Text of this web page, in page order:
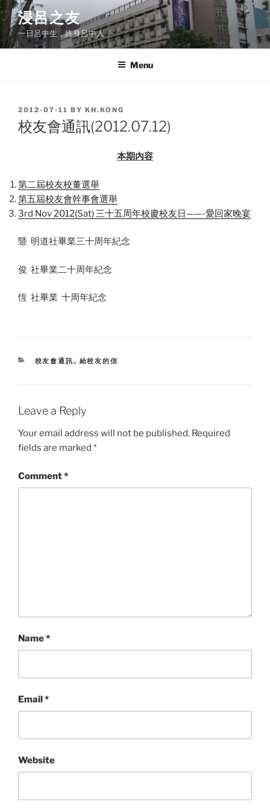
Skip
to
content
浸呂之友
一日呂中生，終身呂中人
Menu
POSTED
ON
2012-07-11 BY KH.KONG
校友會通訊(2012.07.12)
本期內容
第二屆校友校董選舉
第五屆校友會幹事會選舉
3rd Nov 2012(Sat) 三十五周年校慶校友日——-愛回家晚宴
暨 明道社畢業三十周年紀念
俊 社畢業二十周年紀念
恆 社畢業 十周年紀念
CATEGORIES
校友會通訊 , 給校友的信
Leave a Reply
Your email address will not be published. Required
fields are marked *
Comment*
Name*
Email*
Website